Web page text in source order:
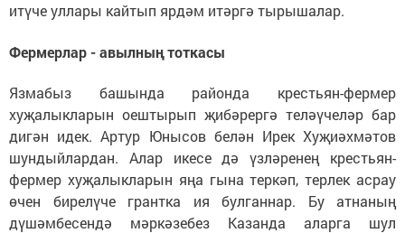
итүче уллары кайтып ярдәм итәргә тырышалар.
Фермерлар - авылның тоткасы
Язмабыз башында районда крестьян-фермер
хуҗалыкларын оештырып җибәрергә теләүчеләр бар
дигән идек. Артур Юнысов белән Ирек Хуҗиәхмәтов
шундыйлардан. Алар икесе дә үзләренең крестьян-
фермер хуҗалыкларын яңа гына теркәп, терлек асрау
өчен бирелүче грантка ия булганнар. Бу атнаның
дүшәмбесендә мәркәзебез Казанда аларга шул